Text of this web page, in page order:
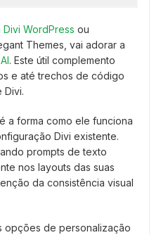
Divi WordPress ou
Themes, vai adorar a
. Este útil complemento
e até trechos de código
Divi.
a forma como ele funciona
Divi existente.
prompts de texto
nos layouts das suas
da consistência visual
opções de personalização